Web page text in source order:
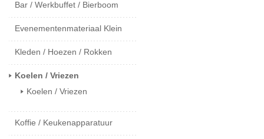
Bar / Werkbuffet / Bierboom
Evenementenmateriaal Klein
Kleden / Hoezen / Rokken
Koelen / Vriezen
Koelen / Vriezen
Koffie / Keukenapparatuur